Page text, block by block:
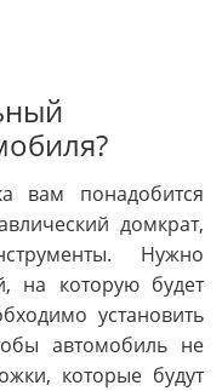
вам понадобится
домкрат,
Нужно
на которую будет
установить
автомобиль не
которые будут